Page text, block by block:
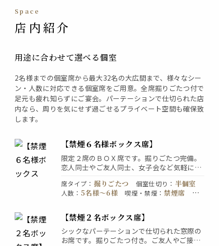
space
店内紹介
用途に合わせて選べる個室
2名様までの個室席から最大32名の大広間まで、様々なシー
ン・人数に対応できる個室席をご用意。全席掘りごたつ付で
足元も疲れ知らずにご宴会。パーテーションで仕切られた店
内なら、周りを気にせず過ごせるプライベート空間も確保致
します。
【禁煙６名様ボックス席】
限定２席のＢＯＸ席です。掘りごたつ完備。
恋人同士やご友人同士、女子会など気軽にご
た空間がプライベートなシーンに最適◎和の
空気を残しつつも、あたたかみのある照明が
席はお早めにご予約を♪席のみの予約もOKで
す！
席タイプ ： 掘りごたつ 個室仕切り ： 半個室
人数 ： 5名様〜6様 喫煙・禁煙：禁煙席
予
【禁煙２名ボックス席】
シックなパーテーションで仕切られた窓際の
お席です。掘りごたつ付き。ご友人やご接